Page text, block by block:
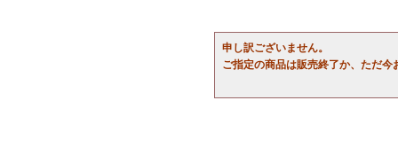
申し訳ございません。
ご指定の商品は販売終了か、ただ